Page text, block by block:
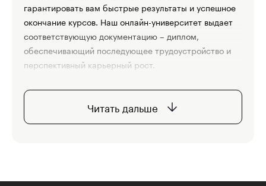
гарантировать вам быстрые результаты и успешное
окончание курсов. Наш онлайн-университет выдает
соответствующую документацию – диплом,
обеспечивающий последующее трудоустройство и
перспективный карьерный рост.
Какие виды профессиональных
курсов мы предлагаем
Обучающие курсы, выпускаемые образовательной
Читать дальше